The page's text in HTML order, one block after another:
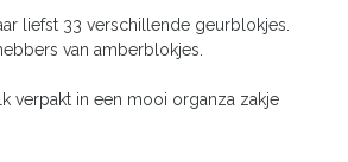
liefst 33 verschillende geurblokjes.
van amberblokjes.
verpakt in een mooi organza zakje